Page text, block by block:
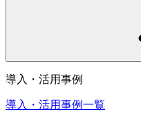
導入・活用事例
導入・活用事例一覧